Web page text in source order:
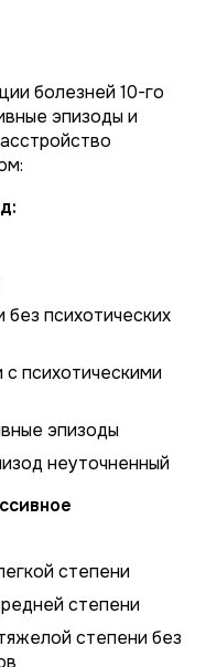
болезней 10-го
эпизоды и
психотических
психотическими
эпизоды
неуточненный
степени
степени
степени без